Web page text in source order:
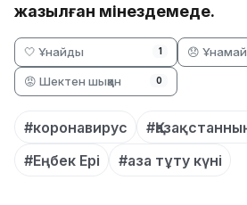
жазылған мінездемеде.
🤍 Ұнайды 1 😞
😡 Шектен шыққан 0
#коронавирус
#Еңбек Ері
#аза тұту күні